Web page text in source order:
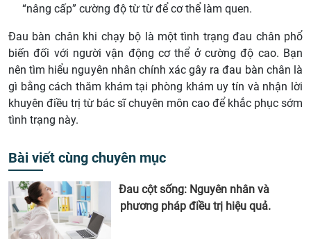
“nâng cấp” cường độ từ từ để cơ thể làm quen.
Đau bàn chân khi chạy bộ là một tình trạng đau chân phổ
biến đối với người vận động cơ thể ở cường độ cao. Bạn
nên tìm hiểu nguyên nhân chính xác gây ra đau bàn chân là
gì bằng cách thăm khám tại phòng khám uy tín và nhận lời
khuyên điều trị từ bác sĩ chuyên môn cao để khắc phục sớm
tình trạng này.
Bài viết cùng chuyên mục
Đau cột sống: Nguyên nhân và
phương pháp điều trị hiệu quả.